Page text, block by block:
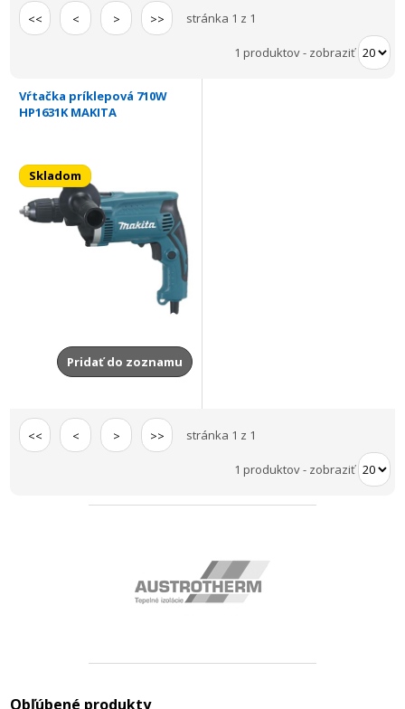
<< < > >> stránka 1 z 1
1 produktov- zobraziť
Vŕtačka príklepová 710W
HP1631K MAKITA
Skladom
Pridať do zoznamu
<< < > >> stránka 1 z 1
1 produktov- zobraziť
Obľúbené produkty